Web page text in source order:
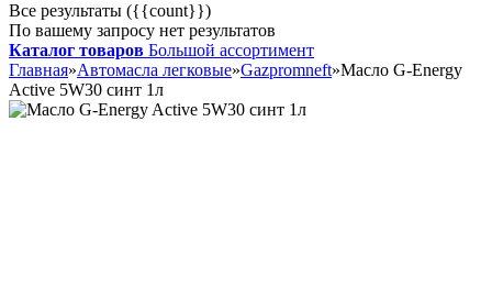
Все результаты ({{count}})
По вашему запросу нет результатов
Каталог товаров Большой ассортимент
Главная»Автомасла легковые»Gazpromneft»Масло G-Energy
Active 5W30 синт 1л